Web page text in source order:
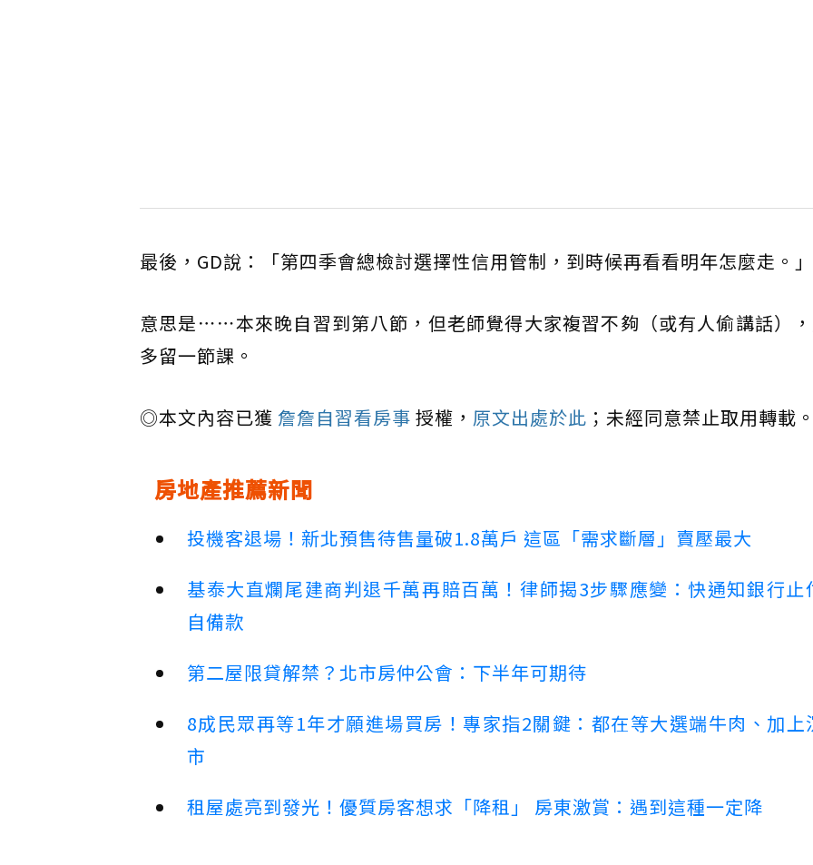
最後，GD說：「第四季會總檢討選擇性信用管制，到時候再看看明年怎麼走。」
意思是⋯⋯本來晚自習到第八節，但老師覺得大家複習不夠（或有人偷講話）
多留一節課。
◎本文內容已獲 詹詹自習看房事 授權， 原文出處於此 ；未經同意禁止取用轉載。
房地產推薦新聞
投機客退場！新北預售待售量破1.8萬戶 這區「需求斷層」賣壓最大
基泰大直爛尾建商判退千萬再賠百萬！律師揭3步驟應變：快通知銀行止
自備款
第二屋限貸解禁？北市房仲公會：下半年可期待
8成民眾再等1年才願進場買房！專家指2關鍵：都在等大選端牛肉、加上
市
租屋處亮到發光！優質房客想求「降租」 房東激賞：遇到這種一定降